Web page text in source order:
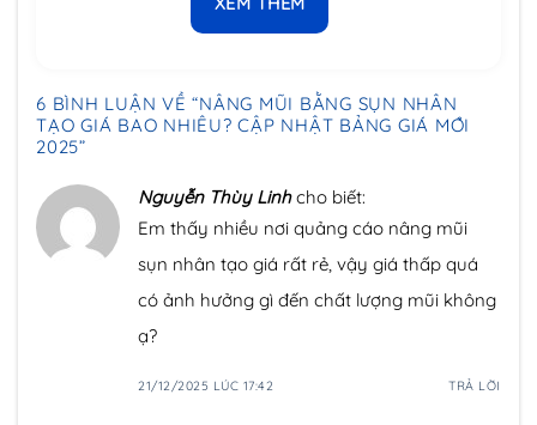
6 BÌNH LUẬN VỀ “NÂNG MŨI BẰNG SỤN NHÂN
TẠO GIÁ BAO NHIÊU? CẬP NHẬT BẢNG GIÁ MỚI
2025”
Nguyễn Thùy Linh cho biết:
Em thấy nhiều nơi quảng cáo nâng mũi
sụn nhân tạo giá rất rẻ, vậy giá thấp quá
có ảnh hưởng gì đến chất lượng mũi không
ạ?
21/12/2025 LÚC 17:42 TRẢ LỜI